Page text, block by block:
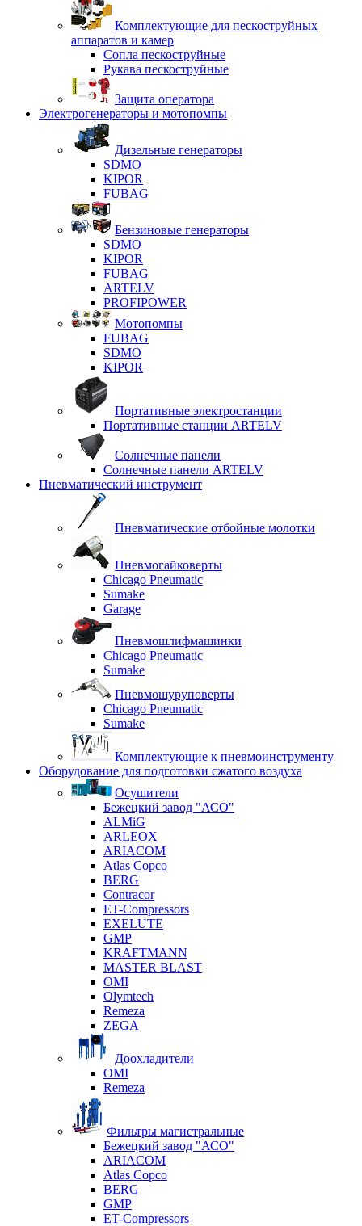
Комплектующие для пескоструйных
аппаратов и камер
Сопла пескоструйные
Рукава пескоструйные
Защита оператора
Электрогенераторы и мотопомпы
Дизельные генераторы
SDMO
KIPOR
FUBAG
Бензиновые генераторы
SDMO
KIPOR
FUBAG
ARTELV
PROFIPOWER
Мотопомпы
FUBAG
SDMO
KIPOR
Портативные электростанции
Портативные станции ARTELV
Солнечные панели
Солнечные панели ARTELV
Пневматический инструмент
Пневматические отбойные молотки
Пневмогайковерты
Chicago Pneumatic
Sumake
Garage
Пневмошлифмашинки
Chicago Pneumatic
Sumake
Пневмошуруповерты
Chicago Pneumatic
Sumake
Комплектующие к пневмоинструменту
Оборудование для подготовки сжатого воздуха
Осушители
Бежецкий завод "АСО"
ALMiG
ARLEOX
ARIACOM
Atlas Copco
BERG
Contracor
ET-Compressors
EXELUTE
GMP
KRAFTMANN
MASTER BLAST
OMI
Olymtech
Remeza
ZEGA
Доохладители
OMI
Remeza
Фильтры магистральные
Бежецкий завод "АСО"
ARIACOM
Atlas Copco
BERG
GMP
ET-Compressors